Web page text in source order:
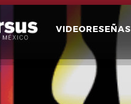
VIDEORESEÑAS